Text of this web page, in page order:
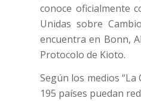
conoce oficialmente
Unidas sobre
encuentra en Bonn,
Protocolo de Kioto.
Según los medios
195 países puedan